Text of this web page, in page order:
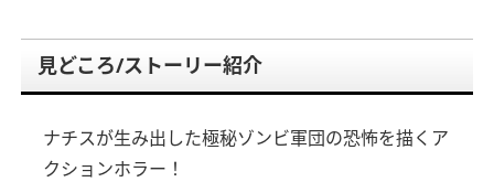
見どころ/ストーリー紹介
ナチスが生み出した極秘ゾンビ軍団の恐怖を描くア
クションホラー！